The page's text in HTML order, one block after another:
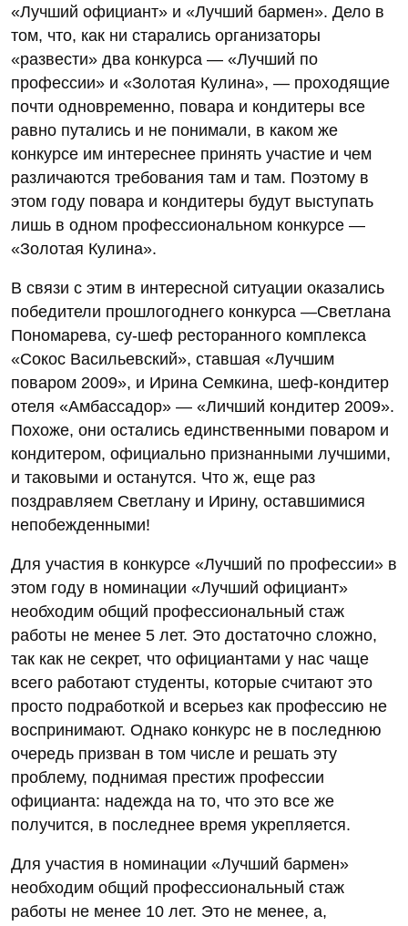
«Лучший официант» и «Лучший бармен». Дело в
том, что, как ни старались организаторы
«развести» два конкурса — «Лучший по
профессии» и «Золотая Кулина», — проходящие
почти одновременно, повара и кондитеры все
равно путались и не понимали, в каком же
конкурсе им интереснее принять участие и чем
различаются требования там и там. Поэтому в
этом году повара и кондитеры будут выступать
лишь в одном профессиональном конкурсе —
«Золотая Кулина».
В связи с этим в интересной ситуации оказались
победители прошлогоднего конкурса —Светлана
Пономарева, су-шеф ресторанного комплекса
«Сокос Васильевский», ставшая «Лучшим
поваром 2009», и Ирина Семкина, шеф-кондитер
отеля «Амбассадор» — «Личший кондитер 2009».
Похоже, они остались единственными поваром и
кондитером, официально признанными лучшими,
и таковыми и останутся. Что ж, еще раз
поздравляем Светлану и Ирину, оставшимися
непобежденными!
Для участия в конкурсе «Лучший по профессии» в
этом году в номинации «Лучший официант»
необходим общий профессиональный стаж
работы не менее 5 лет. Это достаточно сложно,
так как не секрет, что официантами у нас чаще
всего работают студенты, которые считают это
просто подработкой и всерьез как профессию не
воспринимают. Однако конкурс не в последнюю
очередь призван в том числе и решать эту
проблему, поднимая престиж профессии
официанта: надежда на то, что это все же
получится, в последнее время укрепляется.
Для участия в номинации «Лучший бармен»
необходим общий профессиональный стаж
работы не менее 10 лет. Это не менее, а,